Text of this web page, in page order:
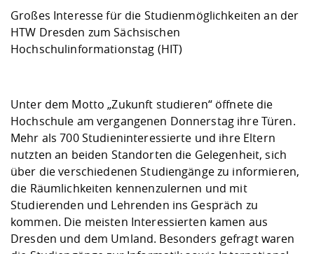
und Physik
Digitales Lernen
Fremdsprachen
Studentenwerk
Angebote der
Arbeit
Career Service
Formulare und
Internationale
Kooperationen
Klimaschutz &
Förderverein
Informatik/
Maschinenbau
Angebote für Unternehmen
Kontakt und Anfahrt
Qualitätssicherung
Großes Interesse für die Studienmöglichkeiten an der
HTW Dresden zum Sächsischen
Hochschulinformationstag (HIT)
Unter dem Motto „Zukunft studieren“ öffnete die
Hochschule am vergangenen Donnerstag ihre Türen.
Mehr als 700 Studieninteressierte und ihre Eltern
nutzten an beiden Standorten die Gelegenheit, sich
über die verschiedenen Studiengänge zu informieren,
die Räumlichkeiten kennenzulernen und mit
Studierenden und Lehrenden ins Gespräch zu
kommen. Die meisten Interessierten kamen aus
Dresden und dem Umland. Besonders gefragt waren